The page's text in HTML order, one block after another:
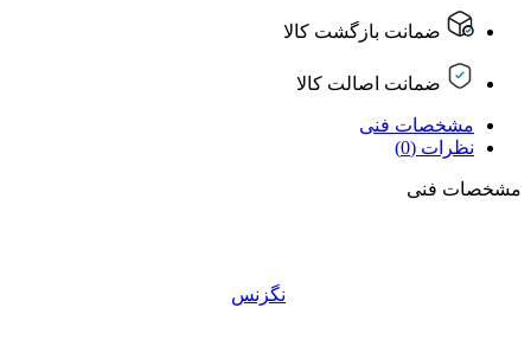
ضمانت بازگشت کالا
ضمانت اصالت کالا
مشخصات فنی
نظرات (0)
مشخصات فنی
نگزنس